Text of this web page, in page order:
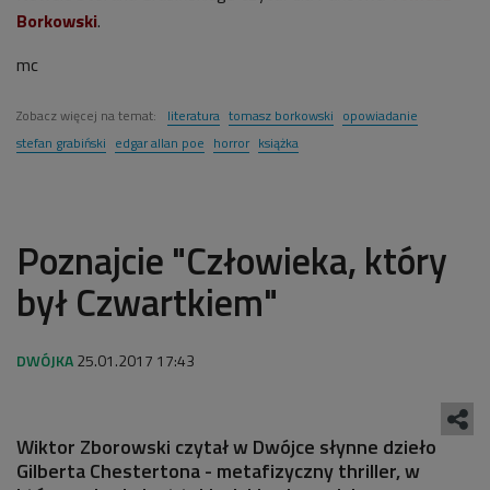
Borkowski.
mc
Zobacz więcej na temat: literatura tomasz borkowski opowiadanie
stefan grabiński edgar allan poe horror książka
Poznajcie "Człowieka, który
był Czwartkiem"
25.01.2017 17:43
Wiktor Zborowski czytał w Dwójce słynne dzieło
Gilberta Chestertona - metafizyczny thriller, w